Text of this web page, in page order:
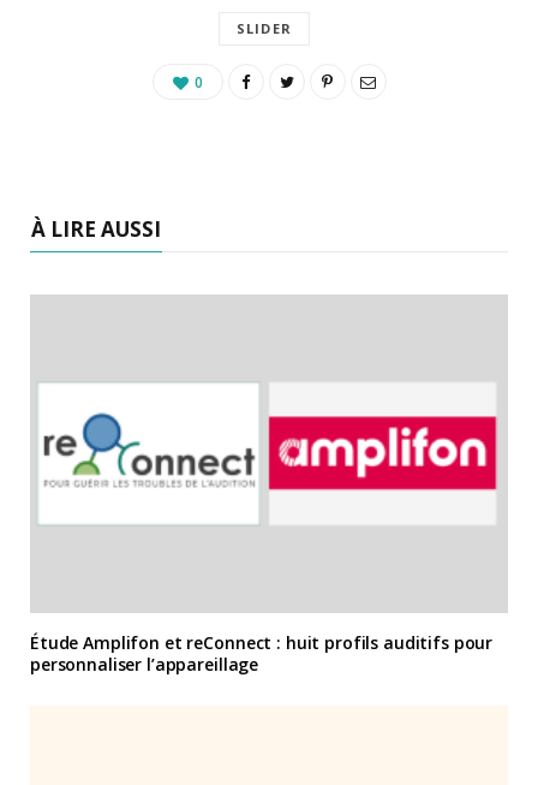
SLIDER
0
À LIRE AUSSI
Étude Amplifon et reConnect : huit profils auditifs pour
personnaliser l’appareillage